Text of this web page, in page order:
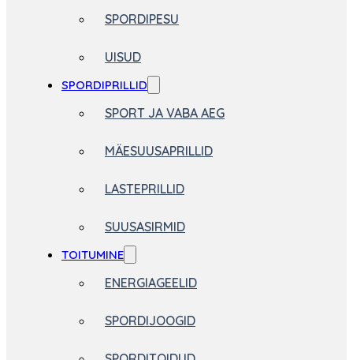
SPORDIPESU
UISUD
SPORDIPRILLID
SPORT JA VABA AEG
MÄESUUSAPRILLID
LASTEPRILLID
SUUSASIRMID
TOITUMINE
ENERGIAGEELID
SPORDIJOOGID